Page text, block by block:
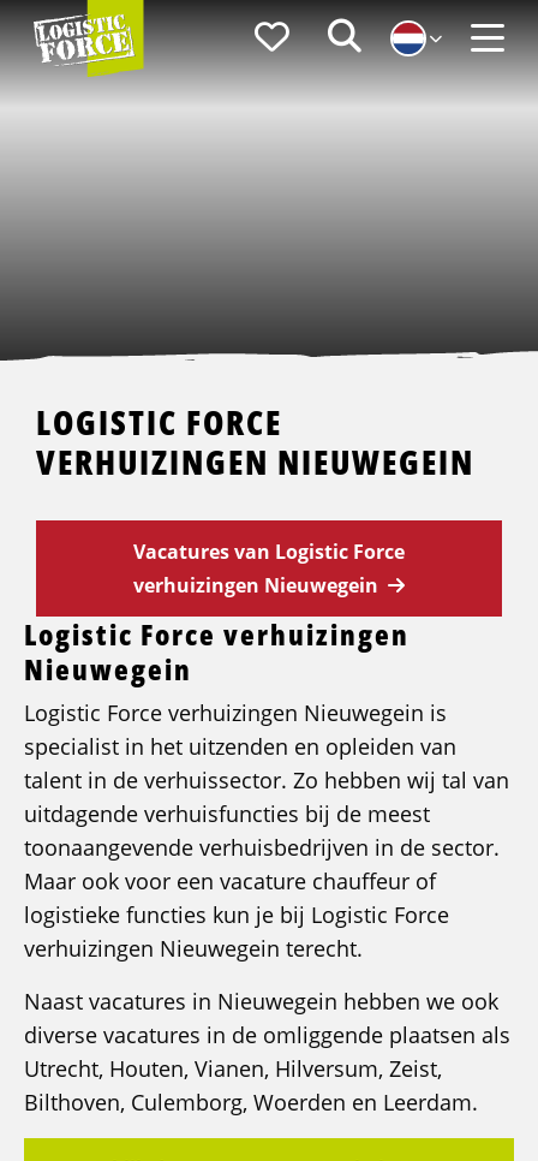
Logistic
Force
FavorietenZoeken
Menu
LOGISTIC FORCE
VERHUIZINGEN NIEUWEGEIN
Vacatures van Logistic Force
verhuizingen Nieuwegein
Logistic Force verhuizingen
Nieuwegein
Logistic Force verhuizingen Nieuwegein is
specialist in het uitzenden en opleiden van
talent in de verhuissector. Zo hebben wij tal van
uitdagende verhuisfuncties bij de meest
toonaangevende verhuisbedrijven in de sector.
Maar ook voor een vacature chauffeur of
logistieke functies kun je bij Logistic Force
verhuizingen Nieuwegein terecht.
Naast vacatures in Nieuwegein hebben we ook
diverse vacatures in de omliggende plaatsen als
Utrecht, Houten, Vianen, Hilversum, Zeist,
Bilthoven, Culemborg, Woerden en Leerdam.